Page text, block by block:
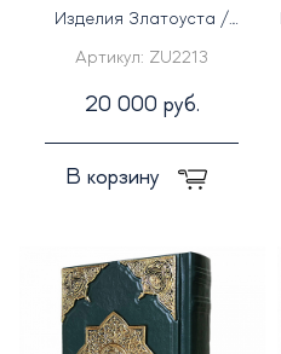
Изделия Златоуста /
Артикул: ZU2213
20 000 руб.
В корзину